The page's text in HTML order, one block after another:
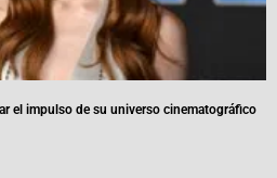
el impulso de su universo cinematográfico